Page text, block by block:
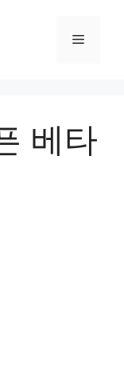
메
베타